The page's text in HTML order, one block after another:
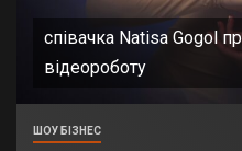
співачка Natisa Gogol
відеороботу
ШОУ БІЗНЕС